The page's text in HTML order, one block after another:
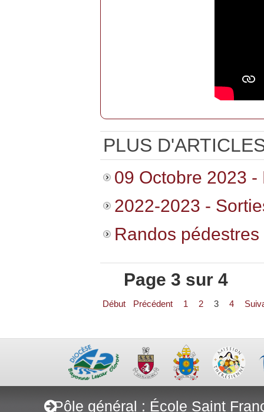
PLUS
09 Octobre 2023
2022-2023 -
Randos
Page 3 sur 4
Début Précédent 1 2 3 4
Pôle général : École Saint